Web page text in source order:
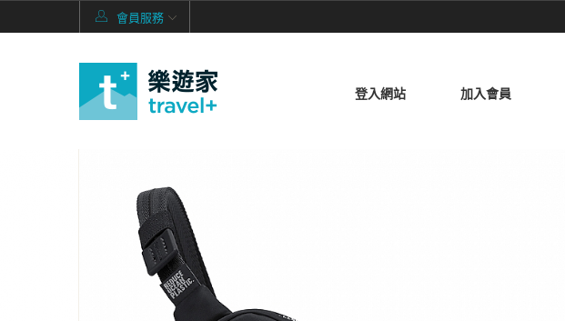
會員服務
登入網站 加入會員